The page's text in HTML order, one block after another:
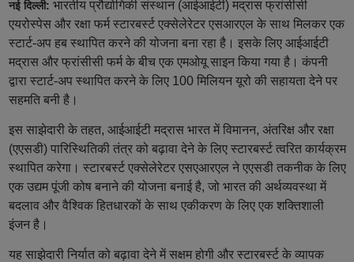
नई दिल्ली: भारतीय प्रौद्योगिकी संस्थान (आईआईटी) मद्रास फ्रांसीसी
एयरोस्पेस और रक्षा फर्म स्टारबर्स्ट एक्सेलेरेटर एसआरएल के साथ मिलकर एक
स्टार्ट-अप हब स्थापित करने की योजना बना रहा है। इसके लिए आईआईटी
मद्रास और फ्रांसीसी फर्म के बीच एक एमओयू साइन किया गया है। कंपनी
द्वारा स्टार्ट-अप स्थापित करने के लिए 100 मिलियन यूरो की सहायता देने पर
सहमति बनी है।
इस साझेदारी के तहत, आईआईटी मद्रास भारत में विमानन, अंतरिक्ष और रक्षा
(एएसडी) पारिस्थितिकी तंत्र को बढ़ावा देने के लिए स्टारबर्स्ट त्वरित कार्यक्रम
स्थापित करेगा। स्टारबर्स्ट एक्सेलेरेटर एसएआरएल ने एएसडी तकनीक के लिए
एक उद्यम पूंजी कोष बनाने की योजना बनाई है, जो भारत की अर्थव्यवस्था में
बदलाव और वैश्विक हितधारकों के साथ एकीकरण के लिए एक शक्तिशाली
इंजन है।
यह साझेदारी निर्यात को बढ़ावा देने में सक्षम होगी और स्टारबर्स्ट के व्यापक